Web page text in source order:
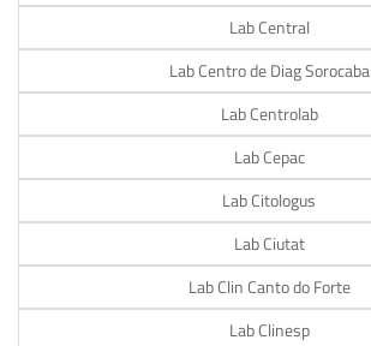
Lab Central
Lab Centro de Diag Sorocaba
Lab Centrolab
Lab Cepac
Lab Citologus
Lab Ciutat
Lab Clin Canto do Forte
Lab Clinesp